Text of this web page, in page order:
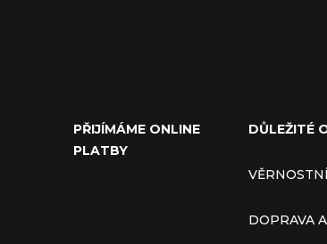
PŘIJÍMÁME ONLINE
PLATBY
DŮLEŽITÉ
DOPRAVA